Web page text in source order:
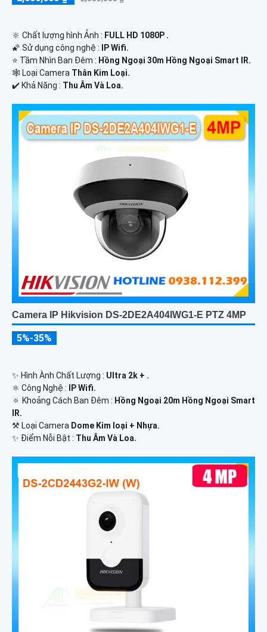
🔆 Chất lượng hình Ảnh : FULL HD 1080P .
🌠 Sử dụng công nghệ :
IP Wifi.
⭐ Tầm Nhìn Ban Đêm : Hồng Ngoại 30m Hồng Ngoại Smart IR.
🕸️ Loại Camera Thân Kim Loại.
️✔️ Khả Năng : Thu Âm Và Loa.
Camera IP Hikvision DS-2DE2A404IWG1-E PTZ 4MP
5%-35%
✨ Hình Ành Chất Lượng : Ultra 2k + .
⚛️ Công Nghệ :
IP Wifi.
🔅 Khoảng Cách Ban Đêm : Hồng Ngoại 20m Hồng Ngoại Smart
IR.
⚒ Loại Camera Dome Kim loại + Nhựa.
️✨ Điểm Nỗi Bật : Thu Âm Và Loa.